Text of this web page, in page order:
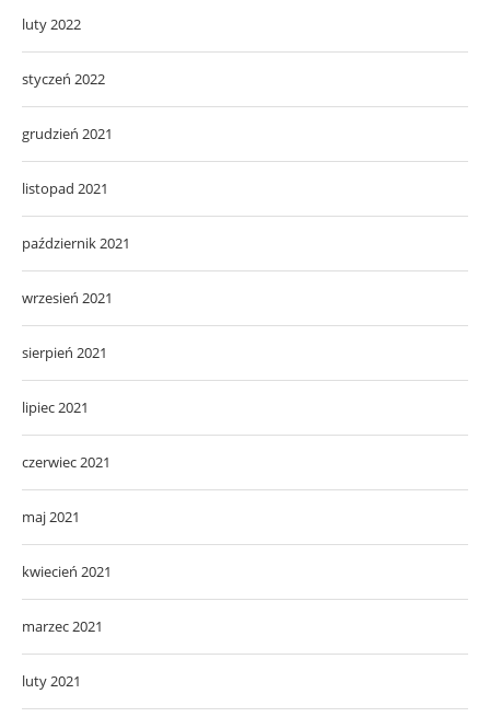
luty 2022
styczeń 2022
grudzień 2021
listopad 2021
październik 2021
wrzesień 2021
sierpień 2021
lipiec 2021
czerwiec 2021
maj 2021
kwiecień 2021
marzec 2021
luty 2021